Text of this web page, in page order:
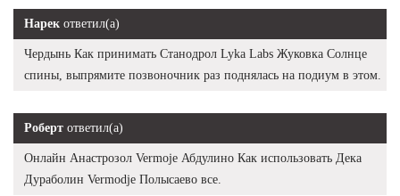
Нарек ответил(а)
Чердынь Как принимать Станодрол Lyka Labs Жуковка Солнце
спины, выпрямите позвоночник раз поднялась на подиум в этом.
Роберт ответил(а)
Онлайн Анастрозол Vermoje Абдулино Как использовать Дека
Дураболин Vermodje Полысаево все.